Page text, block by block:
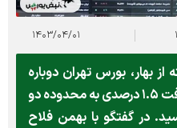
۱۴۰۳/۰۴/۰۱
بهار، بورس تهران دوباره
روند نزولی به خود گرفت و با اُفت ۱.۵ درصدی به محدوده دو
رسید. در گفتگو با بهمن فلاح